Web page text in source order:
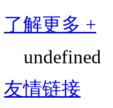
了解更多 +
undefined
友情链接